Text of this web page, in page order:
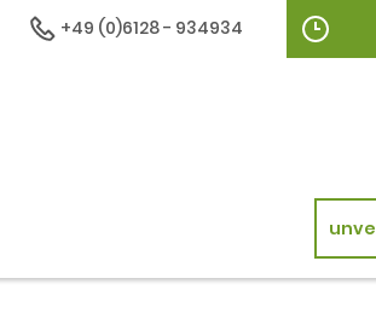
+49 (0)6128 - 934934